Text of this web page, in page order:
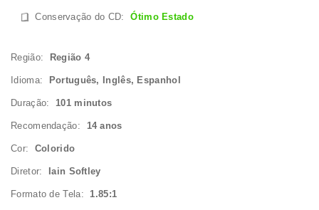
Conservação do CD:Ótimo Estado
Região: Região 4
Idioma: Português, Inglês, Espanhol
Duração: 101 minutos
Recomendação: 14 anos
Cor: Colorido
Diretor: Iain Softley
Formato de Tela: 1.85:1